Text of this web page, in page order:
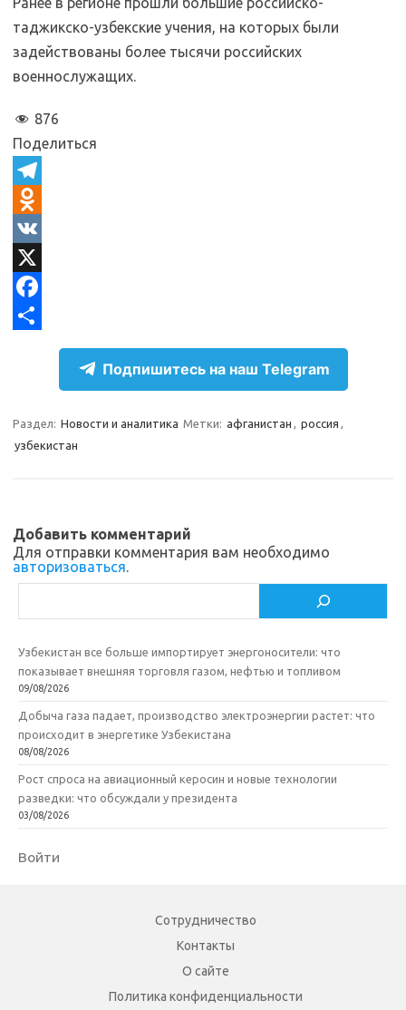
таджикско-узбекские учения, на которых были
задействованы более тысячи российских
военнослужащих.
876
Поделиться
T
e
e
g
O
d
n
o
s
k
i
V
KX
F
bр
т
ь
Подпишитесь на наш Telegram
Раздел: Новости и аналитика Метки: афганистан , россия ,
узбекистан
Добавить комментарий
Для отправки комментария вам необходимо
авторизоваться.
Узбекистан все больше импортирует энергоносители: что
показывает внешняя торговля газом, нефтью и топливом
09/08/2026
Добыча газа падает, производство электроэнергии растет: что
происходит в энергетике Узбекистана
08/08/2026
Рост спроса на авиационный керосин и новые технологии
разведки: что обсуждали у президента
03/08/2026
Войти
Сотрудничество
Контакты
О сайте
Политика конфиденциальности